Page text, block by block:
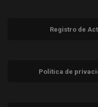
Registro de
Política de